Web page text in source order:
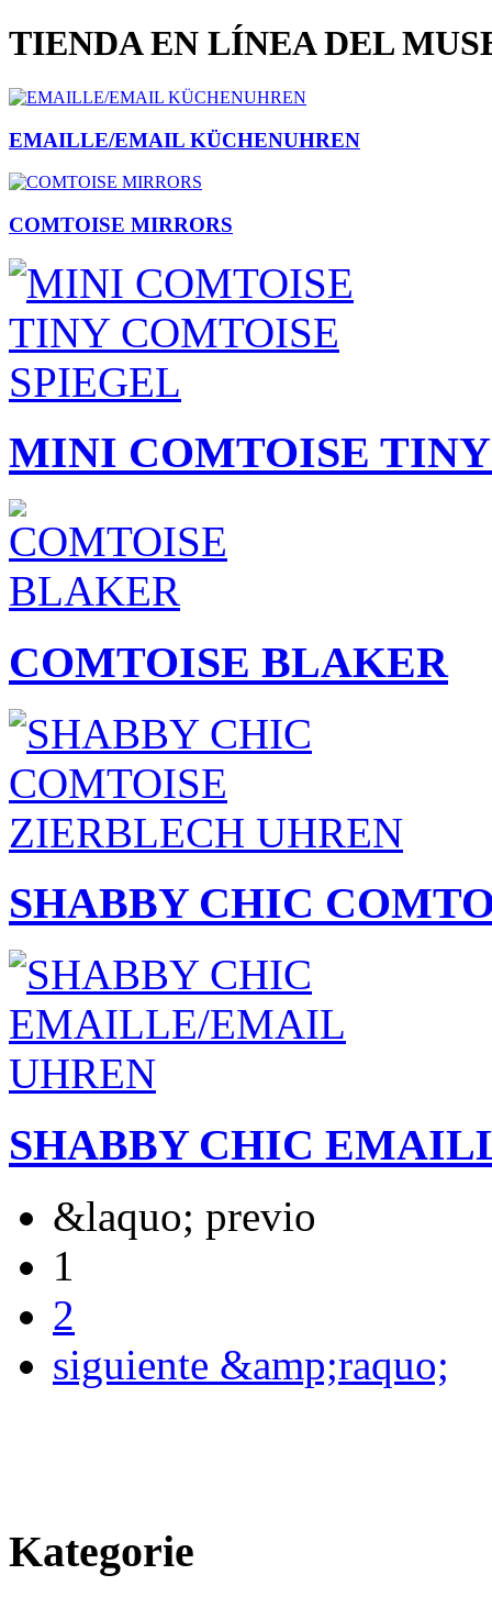
TIENDA EN LÍNEA DEL
EMAILLE/EMAIL KÜCHENUHREN
COMTOISE MIRRORS
MINI COMTOISE
COMTOISE BLAKER
SHABBY CHIC
SHABBY CHIC
&laquo; previo
1
2
siguiente &amp;raquo;
Kategorie